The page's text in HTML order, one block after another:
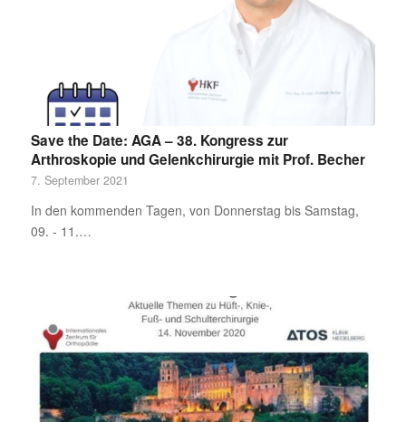
Save the Date: AGA – 38. Kongress zur
Arthroskopie und Gelenkchirurgie mit Prof. Becher
7. September 2021
In den kommenden Tagen, von Donnerstag bis Samstag,
09. - 11.…